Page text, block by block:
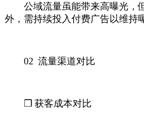
公域流量虽能带来高曝光，
外，需持续投入付费广告以维持
02 流量渠道对比
❒ 获客成本对比